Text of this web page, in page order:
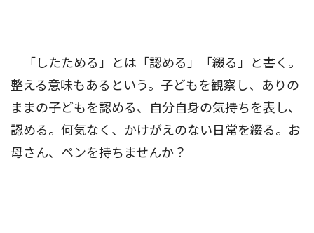
「したためる」とは「認める」「綴る」と書く。
整える意味もあるという。子どもを観察し、ありの
ままの子どもを認める、自分自身の気持ちを表し、
認める。何気なく、かけがえのない日常を綴る。お
母さん、ペンを持ちませんか？